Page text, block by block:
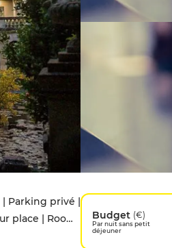
Parking privé |
place | Room
Budget (€)
Par nuit sans petit
déjeuner